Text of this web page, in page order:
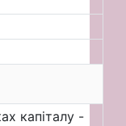
капіталу -